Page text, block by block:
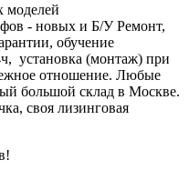
моделей
- новых и Б/У Ремонт,
обучение
установка (монтаж) при
отношение. Любые
большой склад в Москве.
своя лизинговая